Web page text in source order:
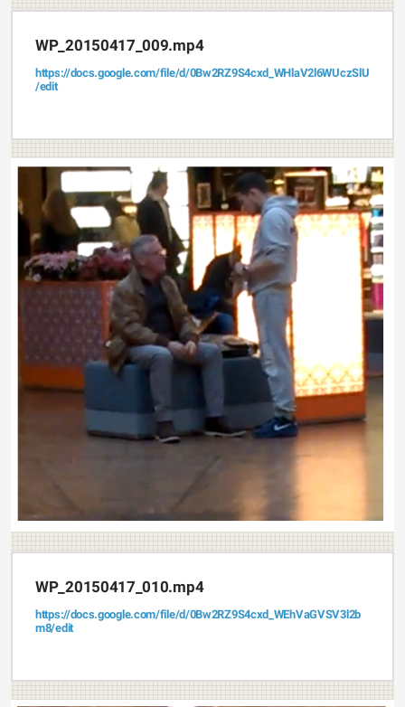
WP_20150417_009.mp4
https://docs.google.com/file/d/0Bw2RZ9S4cxd_WHlaV2l6WUczSlU
/edit
WP_20150417_010.mp4
https://docs.google.com/file/d/0Bw2RZ9S4cxd_WEhVaGVSV3l2b
m8/edit